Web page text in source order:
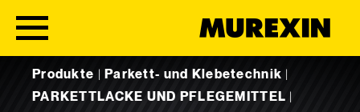
Produkte
Parkett- und Klebetechnik
PARKETTLACKE UND PFLEGEMITTEL